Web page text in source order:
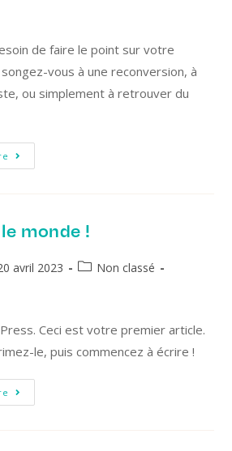
de faire le point sur votre
vous à une reconversion, à
ou simplement à retrouver du
monde !
avril 2023
Non classé
Ceci est votre premier article.
le, puis commencez à écrire !